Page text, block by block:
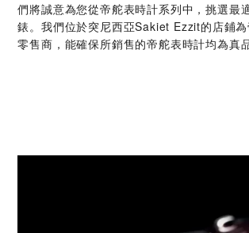
們將誠意為您從帝舵表時計系列中，挑選最
錶。我們位於突尼西亞Sakiet Ezzit的店鋪
零售商，能確保所銷售的帝舵表時計均為真品